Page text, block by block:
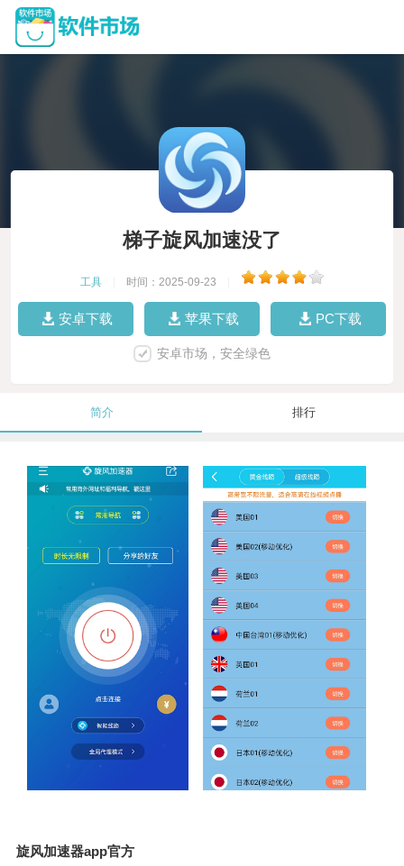
梯子旋风加速没了
工具 时间：2025-09-23
安卓下载 苹果下载 PC下载
安卓市场，安全绿色
简介 排行
旋风加速器app官方